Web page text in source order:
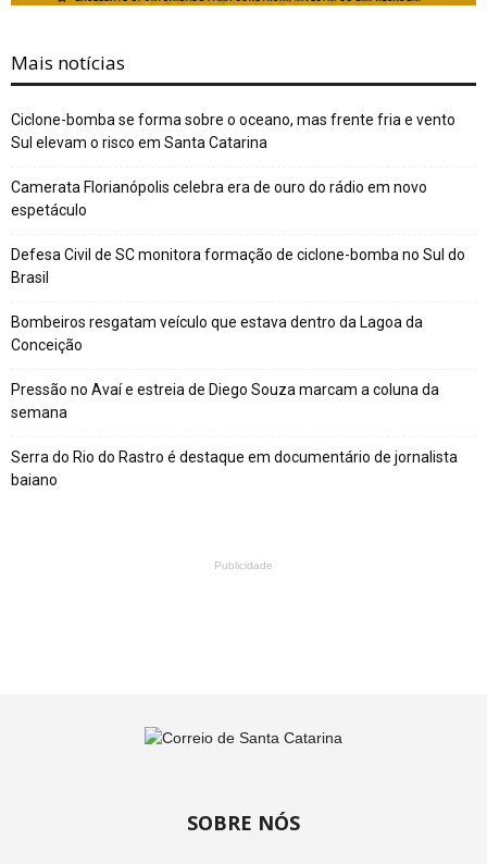
Mais notícias
Ciclone-bomba se forma sobre o oceano, mas frente fria e vento
Sul elevam o risco em Santa Catarina
Camerata Florianópolis celebra era de ouro do rádio em novo
espetáculo
Defesa Civil de SC monitora formação de ciclone-bomba no Sul do
Brasil
Bombeiros resgatam veículo que estava dentro da Lagoa da
Conceição
Pressão no Avaí e estreia de Diego Souza marcam a coluna da
semana
Serra do Rio do Rastro é destaque em documentário de jornalista
baiano
Publicidade
SOBRE NÓS